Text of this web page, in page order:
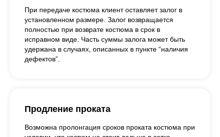
При передаче костюма клиент оставляет залог в
установленном размере. Залог возвращается
полностью при возврате костюма в срок в
исправном виде. Часть суммы залога может быть
удержана в случаях, описанных в пункте “наличия
дефектов”.
Продление проката
Возможна пролонгация сроков проката костюма при